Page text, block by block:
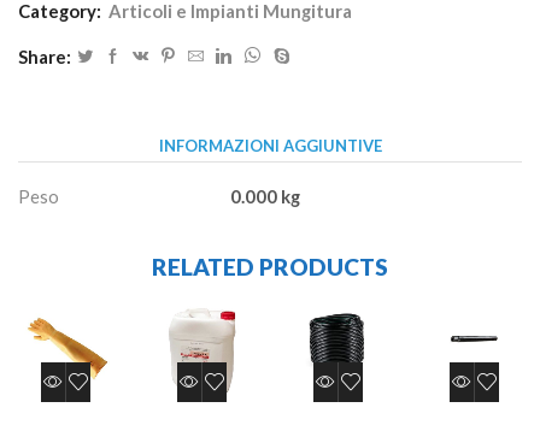
Category: Articoli e Impianti Mungitura
Share:
INFORMAZIONI AGGIUNTIVE
Peso 0.000 kg
RELATED PRODUCTS